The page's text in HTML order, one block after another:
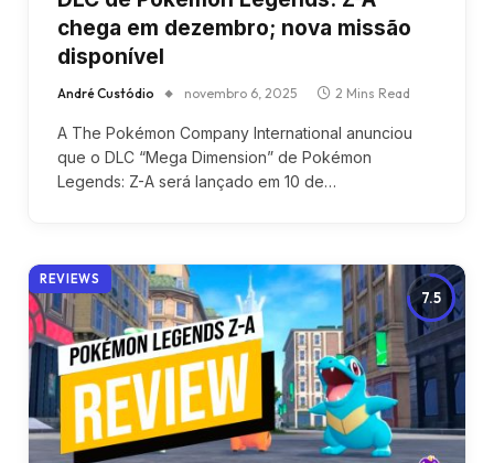
chega em dezembro; nova missão
disponível
André Custódio novembro 6, 2025 2 Mins Read
A The Pokémon Company International anunciou
que o DLC “Mega Dimension” de Pokémon
Legends: Z-A será lançado em 10 de…
7.5
REVIEWS